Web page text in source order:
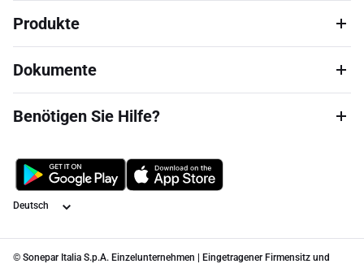
Produkte
Dokumente
Benötigen Sie Hilfe?
Sprache
© Sonepar Italia S.p.A. Einzelunternehmen | Eingetragener Firmensitz und